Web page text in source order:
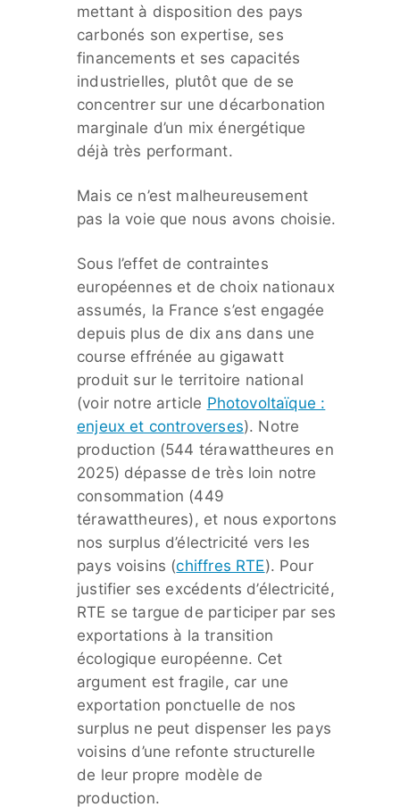
mettant à disposition des pays
carbonés son expertise, ses
financements et ses capacités
industrielles, plutôt que de se
concentrer sur une décarbonation
marginale d’un mix énergétique
déjà très performant.
Mais ce n’est malheureusement
pas la voie que nous avons choisie.
Sous l’effet de contraintes
européennes et de choix nationaux
assumés, la France s’est engagée
depuis plus de dix ans dans une
course effrénée au gigawatt
produit sur le territoire national
(voir notre article Photovoltaïque :
enjeux et controverses). Notre
production (544 térawattheures en
2025) dépasse de très loin notre
consommation (449
térawattheures), et nous exportons
nos surplus d’électricité vers les
pays voisins (chiffres RTE). Pour
justifier ses excédents d’électricité,
RTE se targue de participer par ses
exportations à la transition
écologique européenne. Cet
argument est fragile, car une
exportation ponctuelle de nos
surplus ne peut dispenser les pays
voisins d’une refonte structurelle
de leur propre modèle de
production.